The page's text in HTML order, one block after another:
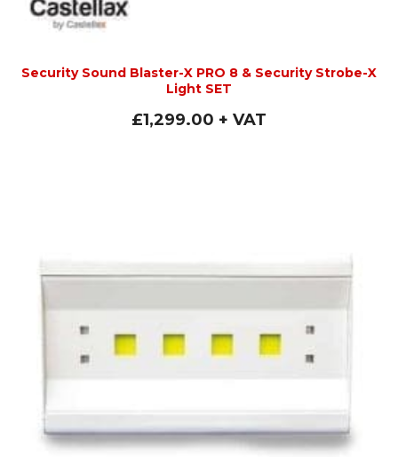
Security Sound Blaster-X PRO 8 & Security Strobe-X
Light SET
£1,299.00 + VAT